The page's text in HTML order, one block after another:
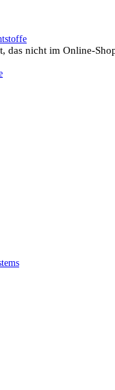
das nicht im Online-